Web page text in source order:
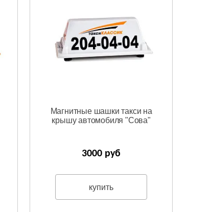
Магнитные шашки такси на
крышу автомобиля "Сова"
3000 руб
купить